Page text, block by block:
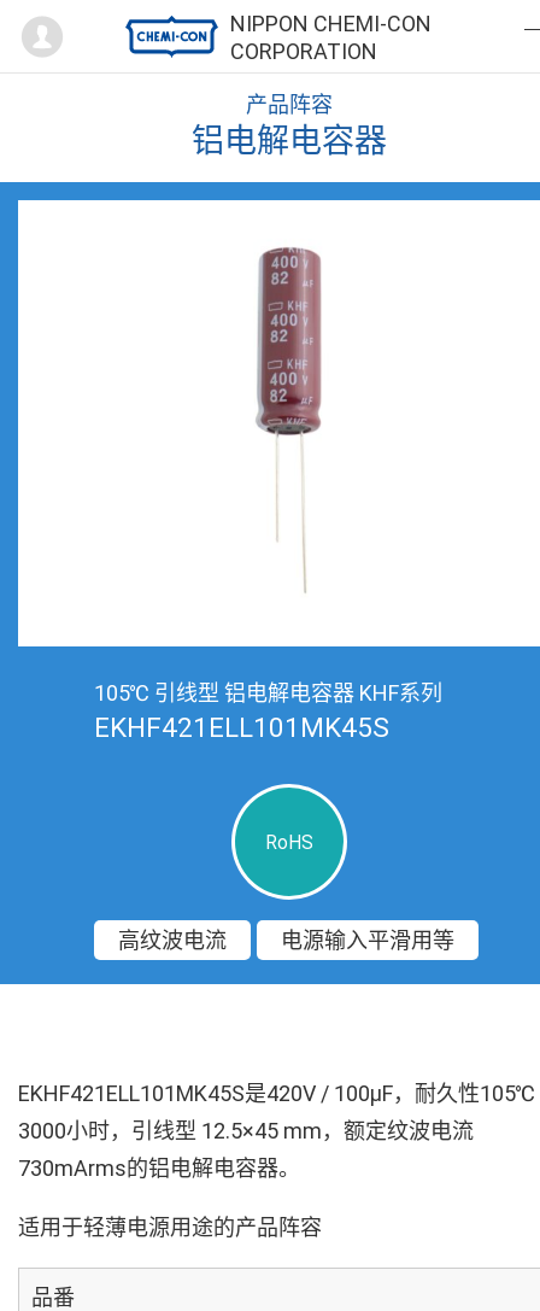
NIPPON CHEMI-CON
CORPORATION
Mypage
产品阵容
铝电解电容器
105℃ 引线型 铝电解电容器 KHF系列
EKHF421ELL101MK45S
RoHS
高纹波电流 电源输入平滑用等
EKHF421ELL101MK45S是420V / 100µF，耐久性105℃
3000小时，引线型 12.5×45 mm，额定纹波电流
730mArms的铝电解电容器。
适用于轻薄电源用途的产品阵容
品番